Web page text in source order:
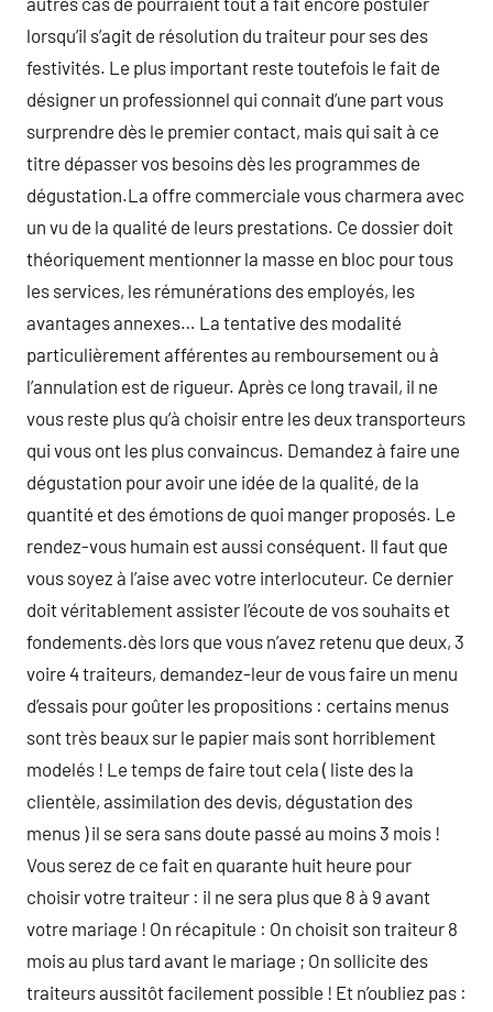
lorsqu’il s’agit de résolution du traiteur pour ses des
festivités. Le plus important reste toutefois le fait de
désigner un professionnel qui connait d’une part vous
surprendre dès le premier contact, mais qui sait à ce
titre dépasser vos besoins dès les programmes de
dégustation.La offre commerciale vous charmera avec
un vu de la qualité de leurs prestations. Ce dossier doit
théoriquement mentionner la masse en bloc pour tous
les services, les rémunérations des employés, les
avantages annexes… La tentative des modalité
particulièrement afférentes au remboursement ou à
l’annulation est de rigueur. Après ce long travail, il ne
vous reste plus qu’à choisir entre les deux transporteurs
qui vous ont les plus convaincus. Demandez à faire une
dégustation pour avoir une idée de la qualité, de la
quantité et des émotions de quoi manger proposés. Le
rendez-vous humain est aussi conséquent. Il faut que
vous soyez à l’aise avec votre interlocuteur. Ce dernier
doit véritablement assister l’écoute de vos souhaits et
fondements.dès lors que vous n’avez retenu que deux, 3
voire 4 traiteurs, demandez-leur de vous faire un menu
d’essais pour goûter les propositions : certains menus
sont très beaux sur le papier mais sont horriblement
modelés ! Le temps de faire tout cela ( liste des la
clientèle, assimilation des devis, dégustation des
menus ) il se sera sans doute passé au moins 3 mois !
Vous serez de ce fait en quarante huit heure pour
choisir votre traiteur : il ne sera plus que 8 à 9 avant
votre mariage ! On récapitule : On choisit son traiteur 8
mois au plus tard avant le mariage ; On sollicite des
traiteurs aussitôt facilement possible ! Et n’oubliez pas :